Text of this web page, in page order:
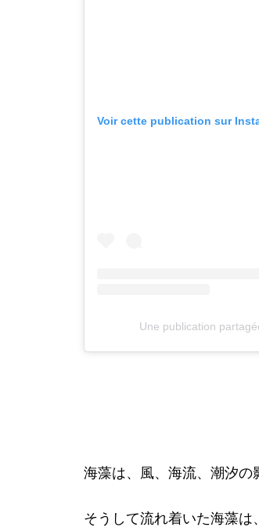
Voir cette publication sur
Une publication
海藻は、風、海流、潮汐の
そうして流れ着いた海藻は